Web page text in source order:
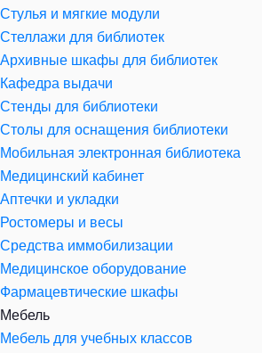
Стулья и мягкие модули
Стеллажи для библиотек
Архивные шкафы для библиотек
Кафедра выдачи
Стенды для библиотеки
Столы для оснащения библиотеки
Мобильная электронная библиотека
Медицинский кабинет
Аптечки и укладки
Ростомеры и весы
Средства иммобилизации
Медицинское оборудование
Фармацевтические шкафы
Мебель
Мебель для учебных классов